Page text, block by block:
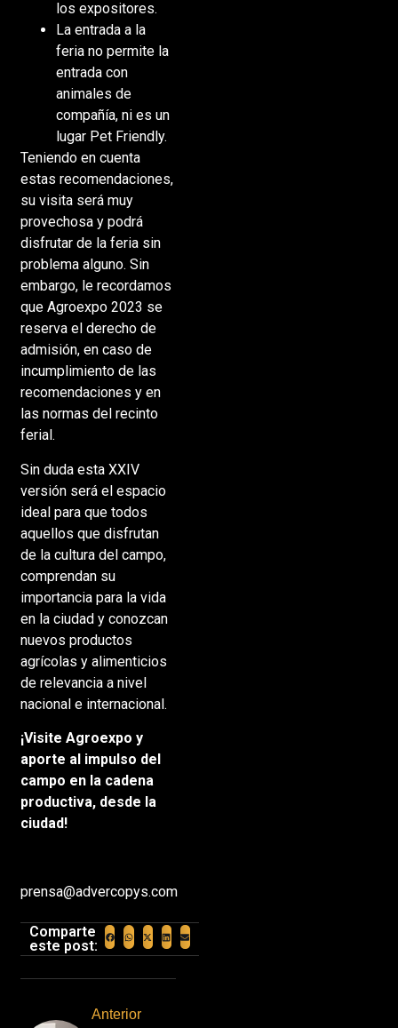
los expositores.
La entrada a la
feria no permite la
entrada con
animales de
compañía, ni es un
lugar Pet Friendly.
Teniendo en cuenta
estas recomendaciones,
su visita será muy
provechosa y podrá
disfrutar de la feria sin
problema alguno. Sin
embargo, le recordamos
que Agroexpo 2023 se
reserva el derecho de
admisión, en caso de
incumplimiento de las
recomendaciones y en
las normas del recinto
ferial.
Sin duda esta XXIV
versión será el espacio
ideal para que todos
aquellos que disfrutan
de la cultura del campo,
comprendan su
importancia para la vida
en la ciudad y conozcan
nuevos productos
agrícolas y alimenticios
de relevancia a nivel
nacional e internacional.
¡Visite Agroexpo y
aporte al impulso del
campo en la cadena
productiva, desde la
ciudad!
prensa@advercopys.com
Comparte
este post:
Anterior